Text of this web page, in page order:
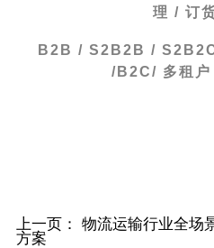
理 / 订
B2B / S2B2B /
/B2C/ 多租户
上一页： 物流运输行业全场
方案